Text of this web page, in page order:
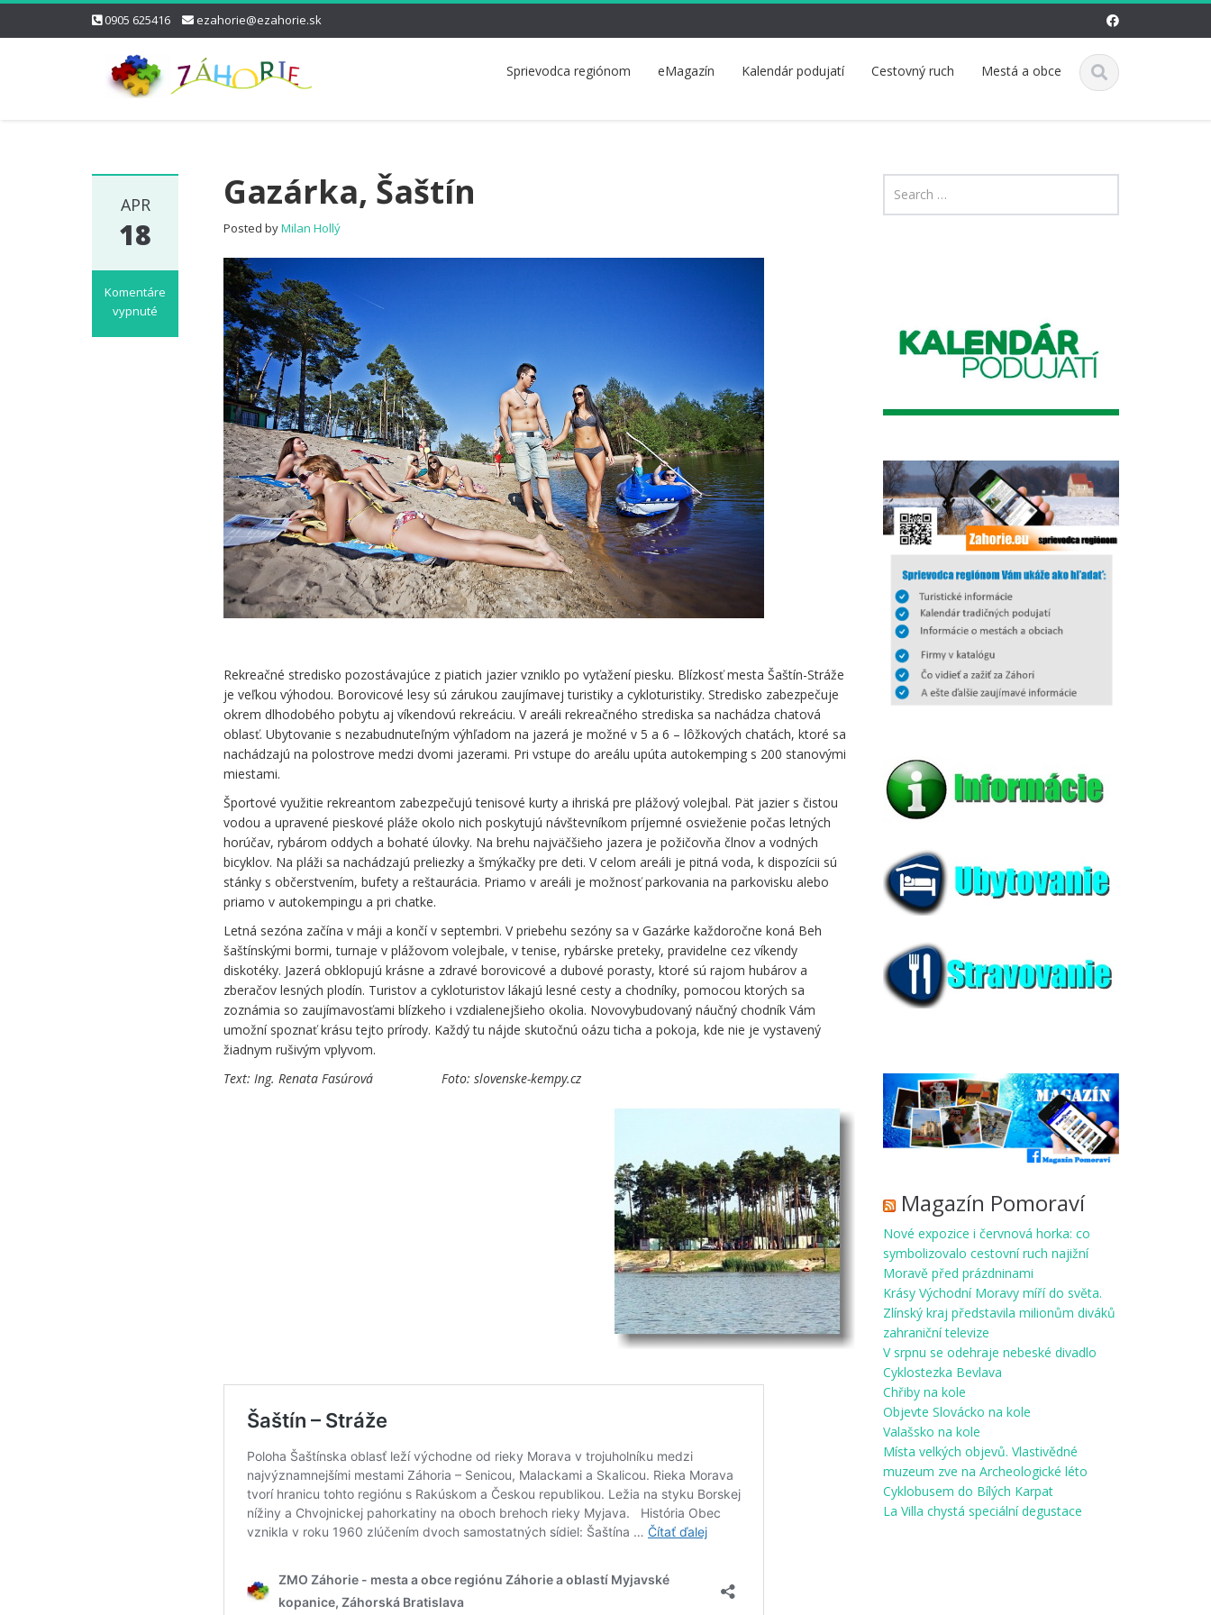
0905 625416 ezahorie@ezahorie.sk
Sprievodca regiónom eMagazín Kalendár podujatí Cestovný ruch Mestá a obce
APR
18
Komentáre
vypnuté
Gazárka, Šaštín
Posted byMilan Hollý
Rekreačné stredisko pozostávajúce z piatich jazier vzniklo po vyťažení piesku. Blízkosť mesta Šaštín-Stráže
je veľkou výhodou. Borovicové lesy sú zárukou zaujímavej turistiky a cykloturistiky. Stredisko zabezpečuje
okrem dlhodobého pobytu aj víkendovú rekreáciu. V areáli rekreačného strediska sa nachádza chatová
oblasť. Ubytovanie s nezabudnuteľným výhľadom na jazerá je možné v 5 a 6 – lôžkových chatách, ktoré sa
nachádzajú na polostrove medzi dvomi jazerami. Pri vstupe do areálu upúta autokemping s 200 stanovými
miestami.
Športové využitie rekreantom zabezpečujú tenisové kurty a ihriská pre plážový volejbal. Pät jazier s čistou
vodou a upravené pieskové pláže okolo nich poskytujú návštevníkom príjemné osvieženie počas letných
horúčav, rybárom oddych a bohaté úlovky. Na brehu najväčšieho jazera je požičovňa člnov a vodných
bicyklov. Na pláži sa nachádzajú preliezky a šmýkačky pre deti. V celom areáli je pitná voda, k dispozícii sú
stánky s občerstvením, bufety a reštaurácia. Priamo v areáli je možnosť parkovania na parkovisku alebo
priamo v autokempingu a pri chatke.
Letná sezóna začína v máji a končí v septembri. V priebehu sezóny sa v Gazárke každoročne koná Beh
šaštínskými bormi, turnaje v plážovom volejbale, v tenise, rybárske preteky, pravidelne cez víkendy
diskotéky. Jazerá obklopujú krásne a zdravé borovicové a dubové porasty, ktoré sú rajom hubárov a
zberačov lesných plodín. Turistov a cykloturistov lákajú lesné cesty a chodníky, pomocou ktorých sa
zoznámia so zaujímavosťami blízkeho i vzdialenejšieho okolia. Novovybudovaný náučný chodník Vám
umožní spoznať krásu tejto prírody. Každý tu nájde skutočnú oázu ticha a pokoja, kde nie je vystavený
žiadnym rušivým vplyvom.
Text: Ing. Renata Fasúrová Foto: slovenske-kempy.cz
Magazín Pomoraví
Nové expozice i červnová horka: co
symbolizovalo cestovní ruch najižní
Moravě před prázdninami
Krásy Východní Moravy míří do světa.
Zlínský kraj představila milionům diváků
zahraniční televize
V srpnu se odehraje nebeské divadlo
Cyklostezka Bevlava
Chřiby na kole
Objevte Slovácko na kole
Valašsko na kole
Místa velkých objevů. Vlastivědné
muzeum zve na Archeologické léto
Cyklobusem do Bílých Karpat
La Villa chystá speciální degustace